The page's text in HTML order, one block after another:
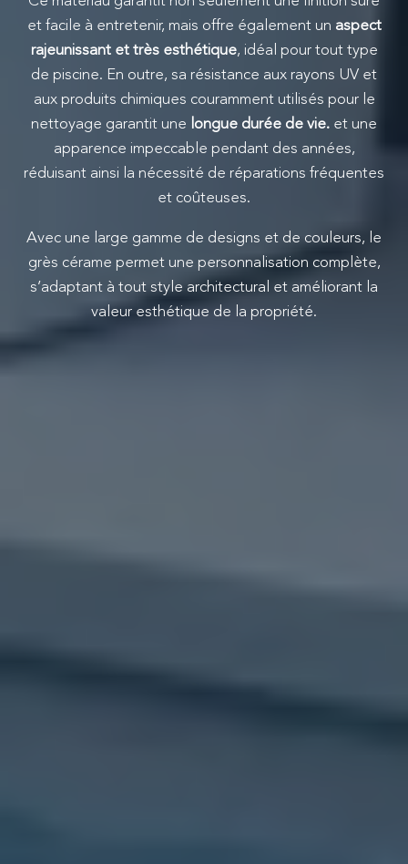
et facile à entretenir, mais offre également un aspect
rajeunissant et très esthétique, idéal pour tout type
de piscine. En outre, sa résistance aux rayons UV et
aux produits chimiques couramment utilisés pour le
nettoyage garantit une longue durée de vie. et une
apparence impeccable pendant des années,
réduisant ainsi la nécessité de réparations fréquentes
et coûteuses.
Avec une large gamme de designs et de couleurs, le
grès cérame permet une personnalisation complète,
s’adaptant à tout style architectural et améliorant la
valeur esthétique de la propriété.